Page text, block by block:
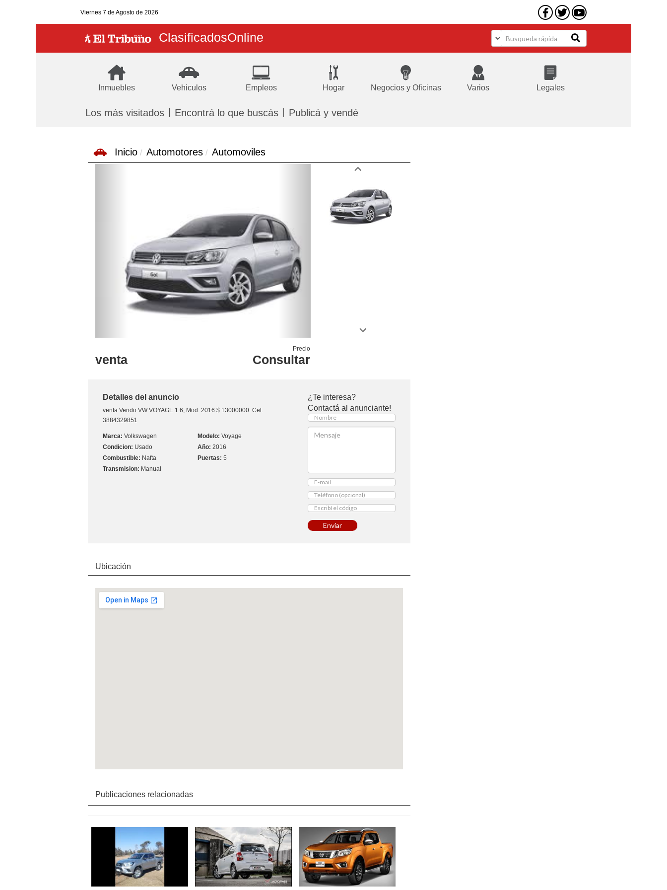
Viernes 7 de Agosto de 2026
ClasificadosOnline
Inmuebles Vehiculos Empleos Hogar Negocios y Oficinas Varios Legales
Los más visitados Encontrá lo que buscás Publicá y vendé
Inicio Automotores
Automoviles
venta
Precio
Consultar
Detalles del anuncio
venta Vendo VW VOYAGE 1.6, Mod. 2016 $ 13000000. Cel.
3884329851
Volkswagen
Voyage
Usado
2016
Nafta
5
Manual
¿Te interesa?
Contactá al anunciante!
Enviar
Ubicación
Publicaciones relacionadas